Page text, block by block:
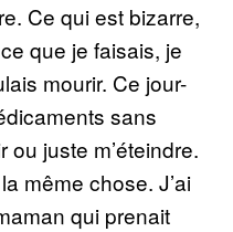
Ce qui est bizarre,
que je faisais, je
mourir. Ce jour-
sans
juste m’éteindre.
même chose. J’ai
qui prenait